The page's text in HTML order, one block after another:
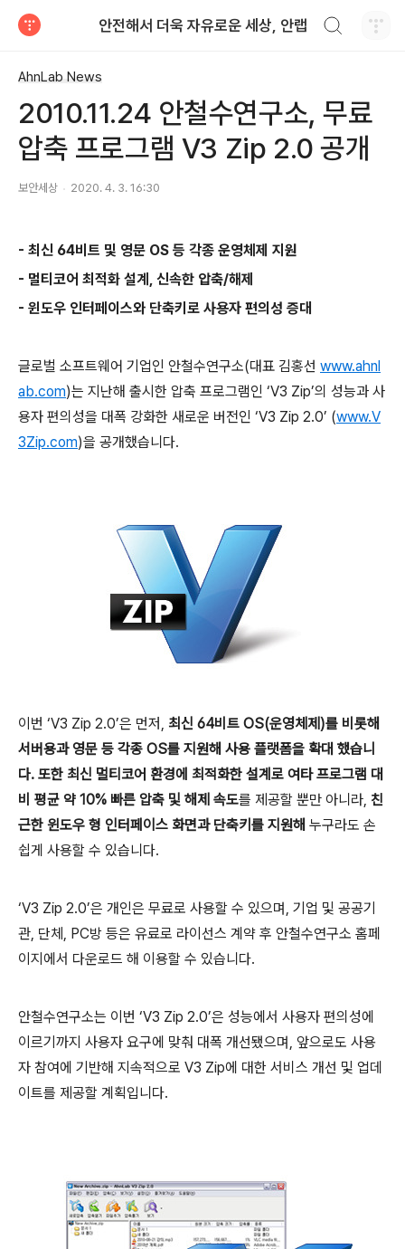
안전해서 더욱 자유로운 세상, 안랩
AhnLab News
2010.11.24 안철수연구소, 무료
압축 프로그램 V3 Zip 2.0 공개
보안세상 2020. 4. 3. 16:30
- 최신 64비트 및 영문 OS 등 각종 운영체제 지원
- 멀티코어 최적화 설계 , 신속한 압축/해제
- 윈도우 인터페이스와 단축키로 사용자 편의성 증대
글로벌 소프트웨어 기업인 안철수연구소(대표 김홍선 www.ahnl
ab.com)는 지난해 출시한 압축 프로그램인 ‘V3 Zip’의 성능과 사
용자 편의성을 대폭 강화한 새로운 버전인 ‘V3 Zip 2.0’ (www.V
3Zip.com)을 공개했습니다.
이번 ‘V3 Zip 2.0’은 먼저 , 최신 64비트 OS(운영체제 )를 비롯해
서버용과 영문 등 각종 OS를 지원해 사용 플랫폼을 확대 했습니
다. 또한 최신 멀티코어 환경에 최적화한 설계로 여타 프로그램 대
비 평균 약 10% 빠른 압축 및 해제 속도를 제공할 뿐만 아니라, 친
근한 윈도우 형 인터페이스 화면과 단축키를 지원해 누구라도 손
쉽게 사용할 수 있습니다.
‘V3 Zip 2.0’은 개인은 무료로 사용할 수 있으며, 기업 및 공공기
관, 단체 , PC방 등은 유료로 라이선스 계약 후 안철수연구소 홈페
이지에서 다운로드 해 이용할 수 있습니다.
안철수연구소는 이번 ‘V3 Zip 2.0’은 성능에서 사용자 편의성에
이르기까지 사용자 요구에 맞춰 대폭 개선됐으며, 앞으로도 사용
자 참여에 기반해 지속적으로 V3 Zip에 대한 서비스 개선 및 업데
이트를 제공할 계획입니다.